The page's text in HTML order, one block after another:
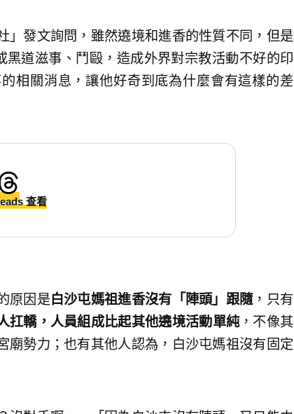
」發文詢問，雖然遶境和進香的性質不同，但是
道滋事、鬥毆，造成外界對宗教活動不好的印
相關消息，讓他好奇到底為什麼會有這樣的差
查看
原因是白沙屯媽祖進香沒有「陣頭」跟隨 ，只有
扛轎，人員組成比起其他遶境活動單純，不像其
廟勢力；也有其他人認為，白沙屯媽祖沒有固定